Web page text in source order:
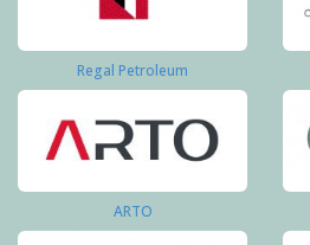
Regal Petroleum
ARTO